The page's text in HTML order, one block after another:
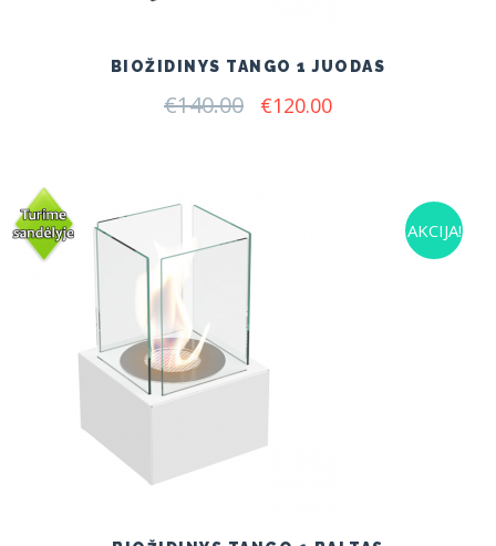
BIOŽIDINYS TANGO 1 JUODAS
€140.00 Original
€120.00Current
AKCIJA!